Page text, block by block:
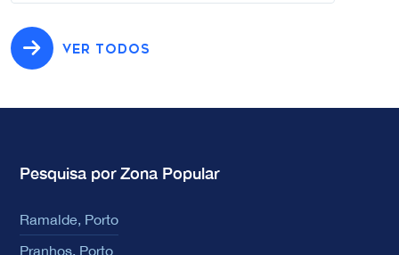
VER TODOS
Pesquisa por Zona Popular
Ramalde, Porto
Pranhos, Porto